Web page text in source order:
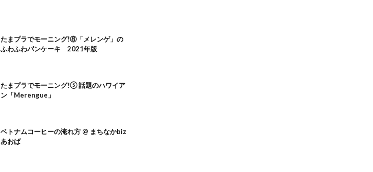
たまプラでモーニング!⑧「メレンゲ」の
ふわふわパンケーキ 2021年版
たまプラでモーニング!⑤ 話題のハワイア
ン「Merengue」
ベトナムコーヒーの淹れ方 @ まちなかbiz
あおば